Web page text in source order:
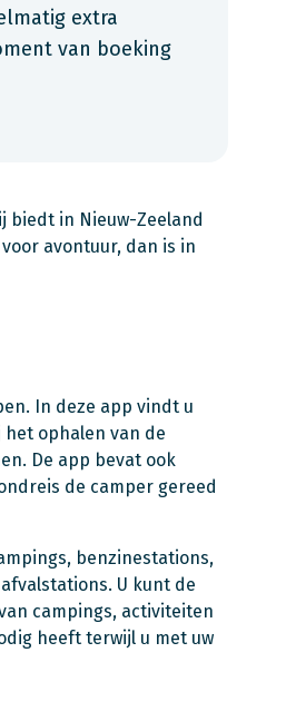
extra
van boeking
biedt in Nieuw-Zeeland
avontuur, dan is in
In deze app vindt u
ophalen van de
De app bevat ook
de camper gereed
benzinestations,
U kunt de
campings, activiteiten
heeft terwijl u met uw